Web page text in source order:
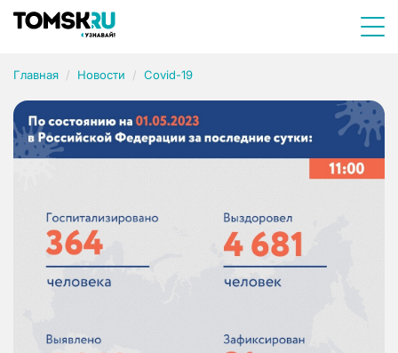
Главная Новости Covid-19